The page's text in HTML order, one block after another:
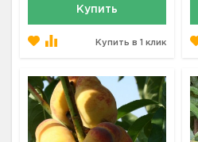
Купить
Купить в 1 клик